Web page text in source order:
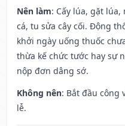
Nên làm: Cấy lúa, gặt
cá, tu sửa cây cối. Động
khởi ngày uống thuốc
thừa kế chức tước hay sự
nộp đơn dâng sớ.
Không nên: Bắt đầu công
lễ.